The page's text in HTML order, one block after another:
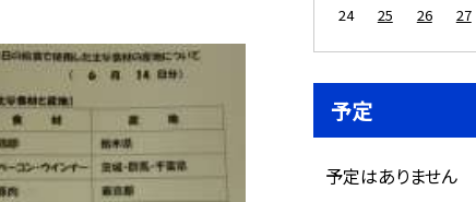
24
25 26 27
予定
予定はありません